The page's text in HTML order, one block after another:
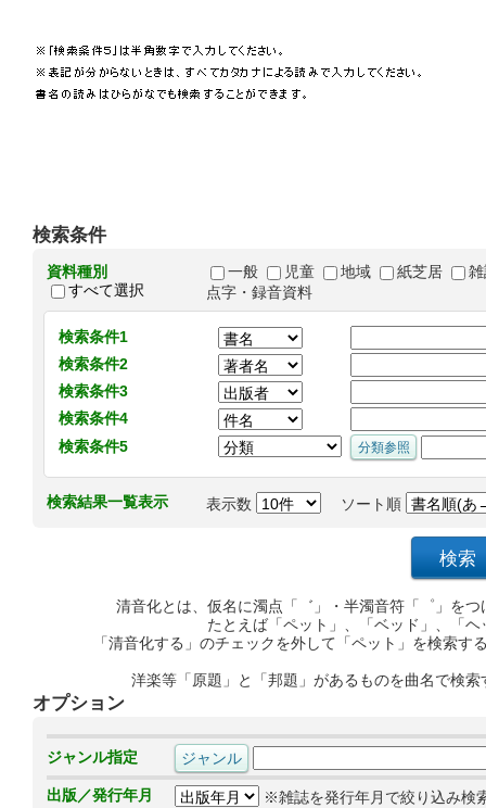
検索条件
資料種別
すべて選択
一般 児童 地域 紙芝居
点字・録音資料
検索条件1
検索条件2
検索条件3
検索条件4
検索条件5
検索結果一覧表示 表示数 ソート順
清音化とは、仮名に濁点「゛」・半濁音符「゜」を
たとえば「ペット」、「ベッド」、「
「清音化する」のチェックを外して「ペット」を検索
洋楽等「原題」と「邦題」があるものを曲名で検
オプション
ジャンル指定
出版／発行年月
※雑誌を発行年月で絞り込み検